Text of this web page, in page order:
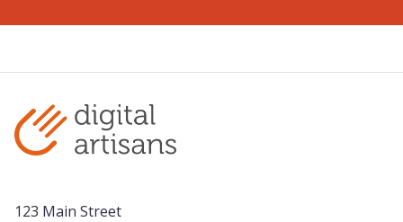
123 Main Street